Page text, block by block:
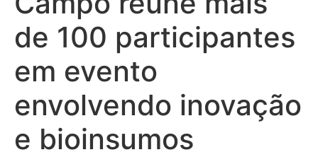
de 100 participantes
em evento
envolvendo inovação
e bioinsumos